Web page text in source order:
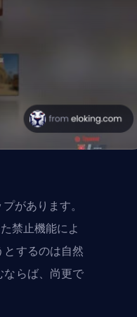
があります。
禁止機能によ
するのは自然
ならば、尚更で